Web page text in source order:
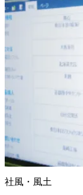
社風・風土